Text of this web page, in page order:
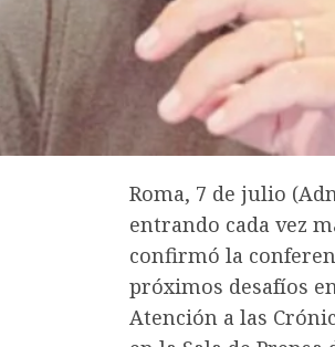
Roma, 7 de julio
entrando cada vez
confirmó la
próximos desafíos
Atención a las